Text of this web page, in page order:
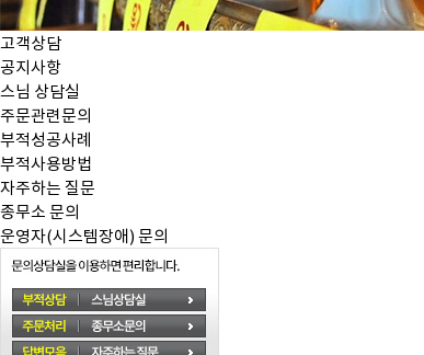
고객상담
공지사항
스님 상담실
주문관련문의
부적성공사례
부적사용방법
자주하는 질문
종무소 문의
운영자(시스템장애) 문의